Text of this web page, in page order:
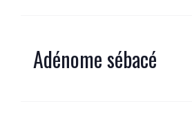
Adénome sébacé